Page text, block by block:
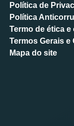
Política de
Política
Termo de ética
Termos Gerais
Mapa do site